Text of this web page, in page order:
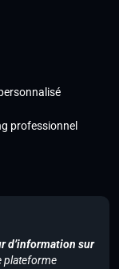
professionnel
d’information sur
plateforme